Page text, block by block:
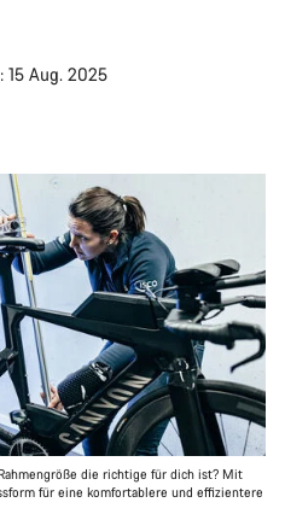
15 Aug. 2025
die richtige für dich ist? Mit
für eine komfortablere und effizientere